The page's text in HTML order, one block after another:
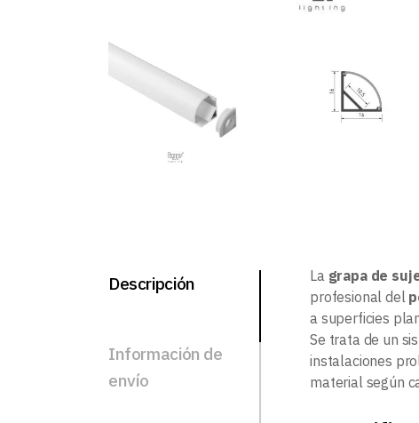
Descripción
Información de
envío
La grapa de
profesional del
a superficies
Se trata de un
instalaciones
material según